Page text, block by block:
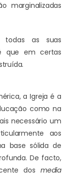
marginalizadas
as suas
que em certas
a Igreja é a
como na
necessário um
aos
base sólida de
De facto,
dos media